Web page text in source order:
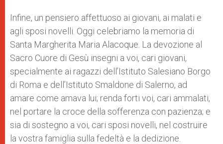
Infine, un pensiero affettuoso ai giovani, ai malati e
agli sposi novelli. Oggi celebriamo la memoria di
Santa Margherita Maria Alacoque. La devozione al
Sacro Cuore di Gesù insegni a voi, cari giovani,
specialmente ai ragazzi dell’Istituto Salesiano Borgo
di Roma e dell’Istituto Smaldone di Salerno, ad
amare come amava lui; renda forti voi, cari ammalati,
nel portare la croce della sofferenza con pazienza; e
sia di sostegno a voi, cari sposi novelli, nel costruire
la vostra famiglia sulla fedeltà e la dedizione.